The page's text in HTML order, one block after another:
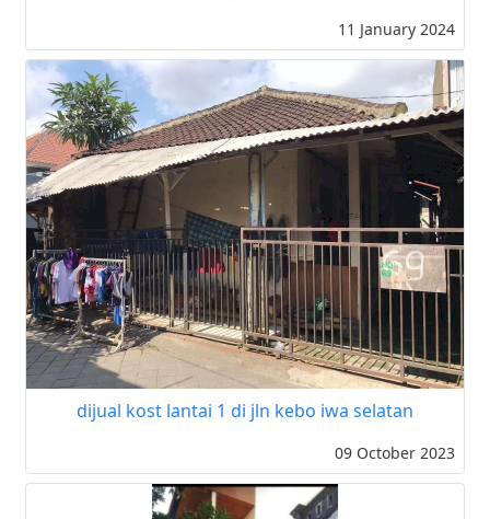
11 January 2024
dijual kost lantai 1 di jln kebo iwa selatan
09 October 2023